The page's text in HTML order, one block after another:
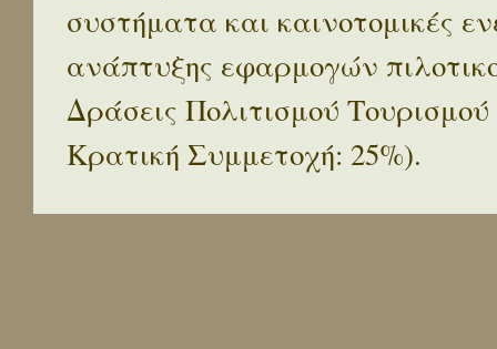
συστήματα και καινοτομικές
ανάπτυξης εφαρμογών
Δράσεις Πολιτισμού
Κρατική Συμμετοχή: 25%).